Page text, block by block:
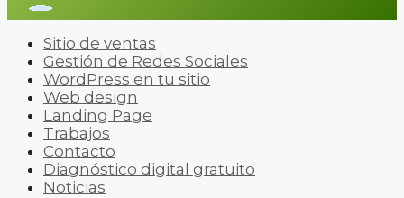
Sitio de ventas
Gestión de Redes Sociales
WordPress en tu sitio
Web design
Landing Page
Trabajos
Contacto
Diagnóstico digital gratuito
Noticias